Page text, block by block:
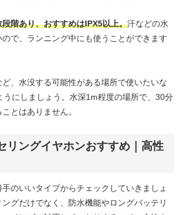
階あり、おすすめはIPX5以上。汗などの水
で、ランニング中にも使うことができます
、水没する可能性がある場所で使いたいな
うにしましょう。水深1m程度の場所で、30分
とはありません。
リングイヤホンおすすめ｜高性
のいいタイプからチェックしていきましょ
グだけでなく、防水機能やロングバッテリ